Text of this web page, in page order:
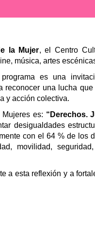
la Mujer, el Centro
música, artes
es una
una lucha
y acción colectiva.
es: “Derechos.
desigualdades
con el 64 % de los
movilidad,
a esta reflexión y a